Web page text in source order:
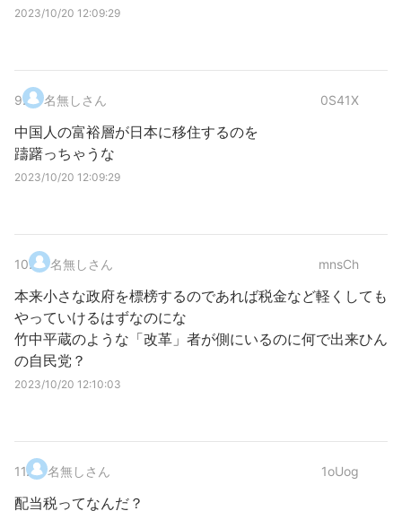
2023/10/20 12:09:29
9. 名無しさん 0S41X
中国人の富裕層が日本に移住するのを
躊躇っちゃうな
2023/10/20 12:09:29
10. 名無しさん mnsCh
本来小さな政府を標榜するのであれば税金など軽くしても
やっていけるはずなのにな
竹中平蔵のような「改革」者が側にいるのに何で出来ひん
の自民党？
2023/10/20 12:10:03
11. 名無しさん 1oUog
配当税ってなんだ？